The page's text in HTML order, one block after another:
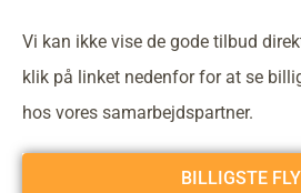
Vi kan ikke vise de gode tilbud
klik på linket nedenfor for at se
hos vores samarbejdspartner.
BILLIGSTE FLY